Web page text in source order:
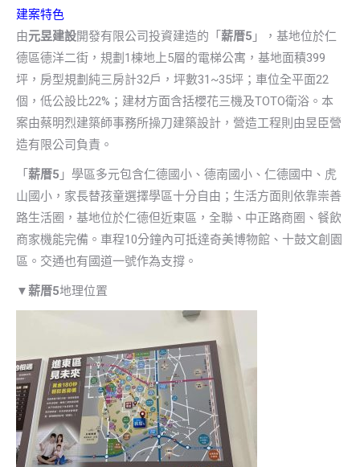
建案特色
由元昱建設開發有限公司投資建造的「 薪厝5 」，基地位於仁
德區德洋二街，規劃1棟地上5層的電梯公寓，基地面積399
坪，房型規劃純三房計32戶，坪數31~35坪；車位全平面22
個，低公設比22%；建材方面含括櫻花三機及TOTO衛浴。本
案由蔡明烈建築師事務所操刀建築設計，營造工程則由昱臣營
造有限公司負責。
「 薪厝5 」學區多元包含仁德國小、德南國小、仁德國中、虎
山國小，家長替孩童選擇學區十分自由；生活方面則依靠崇善
路生活圈，基地位於仁德但近東區，全聯、中正路商圈、餐飲
商家機能完備。車程10分鐘內可抵達奇美博物館、十鼓文創園
區。交通也有國道一號作為支撐。
▼薪厝5地理位置